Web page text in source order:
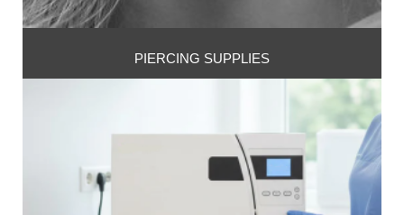
PIERCING SUPPLIES